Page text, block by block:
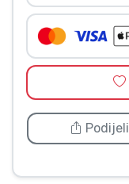
Podijeli